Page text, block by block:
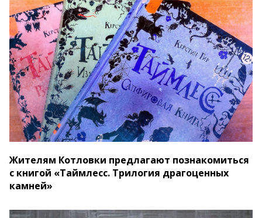
Жителям Котловки предлагают познакомиться
с книгой «Таймлесс. Трилогия драгоценных
камней»